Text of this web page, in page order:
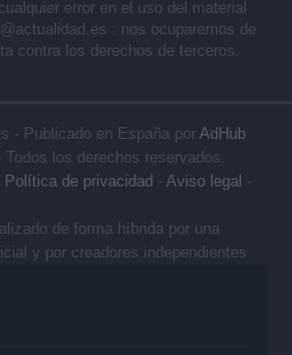
error en el uso del material
: nos ocuparemos de
contra los derechos de terceros.
- Publicado en España por AdHub
los derechos reservados.
Política de privacidad - Aviso legal -
de forma híbrida por una
y por creadores independientes